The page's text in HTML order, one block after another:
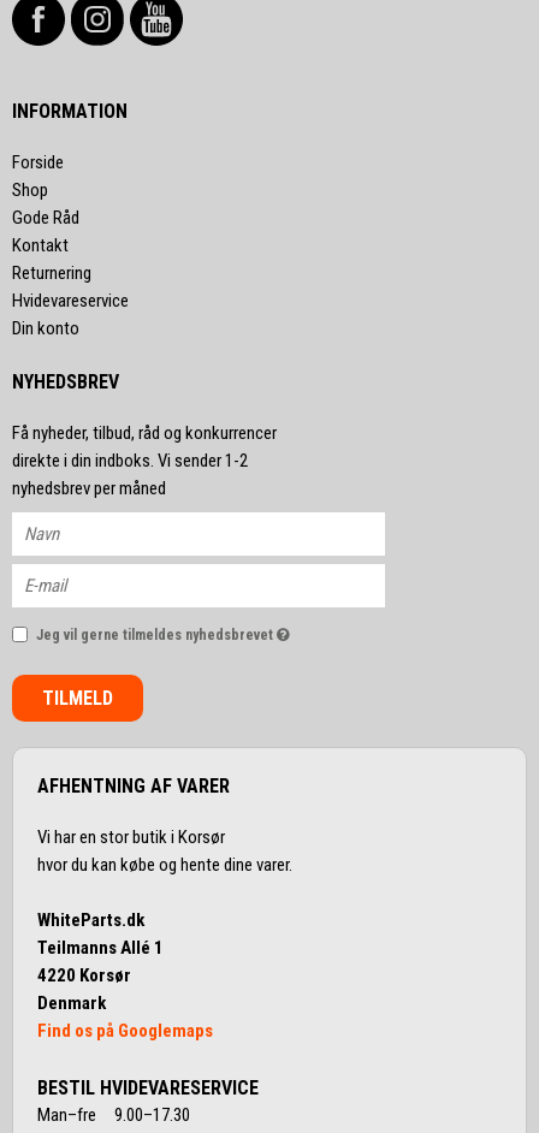
INFORMATION
Forside
Shop
Gode Råd
Kontakt
Returnering
Hvidevareservice
Din konto
NYHEDSBREV
Få nyheder, tilbud, råd og konkurrencer
direkte i din indboks. Vi sender 1-2
nyhedsbrev per måned
Jeg vil gerne tilmeldes nyhedsbrevet
TILMELD
AFHENTNING AF VARER
Vi har en stor butik i Korsør
hvor du kan købe og hente dine varer.
WhiteParts.dk
Teilmanns Allé 1
4220 Korsør
Denmark
Find os på Googlemaps
BESTIL HVIDEVARESERVICE
Man–fre 9.00–17.30